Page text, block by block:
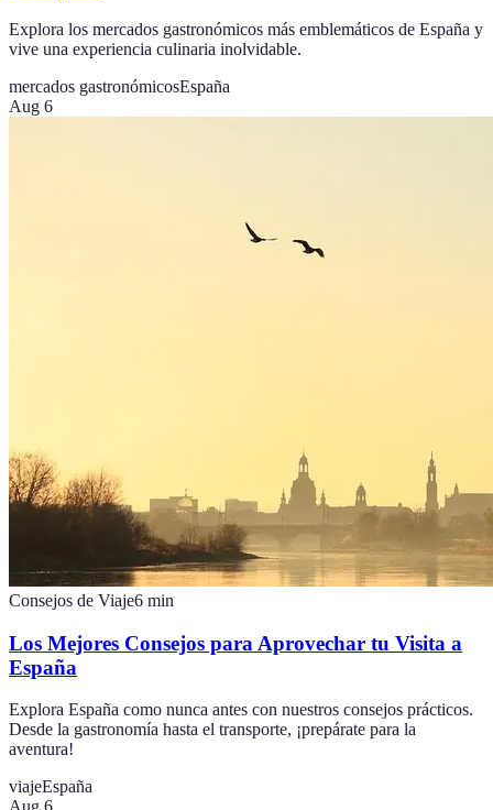
Explora los mercados gastronómicos más emblemáticos de España y
vive una experiencia culinaria inolvidable.
mercados gastronómicosEspaña
Aug 6
Consejos de Viaje6 min
Los Mejores Consejos para Aprovechar tu Visita a
España
Explora España como nunca antes con nuestros consejos prácticos.
Desde la gastronomía hasta el transporte, ¡prepárate para la
aventura!
viajeEspaña